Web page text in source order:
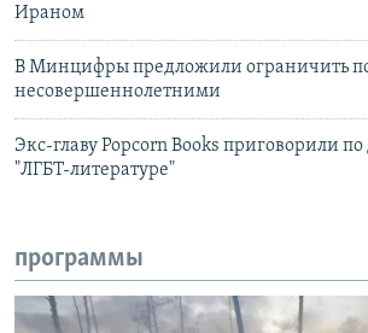
Ираном
В Минцифры предложили ограничить
несовершеннолетними
Экс-главу Popcorn Books приговорили по
"ЛГБТ‑литературе"
программы